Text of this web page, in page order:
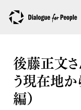
後藤正文さ
う現在地か
編）